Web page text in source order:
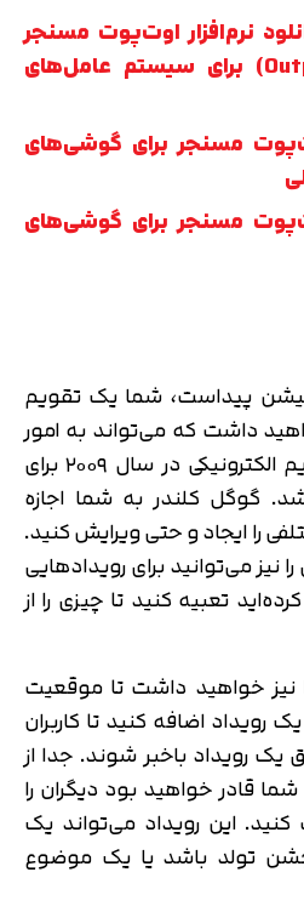
نرم‌افزار اوت‌پوت مسنجر
(Output Messenger) برای سیستم‌ عامل‌های
مسنجر برای گوشی‌های
مسنجر برای گوشی‌های
پیداست، شما یک تقویم
داشت که می‌تواند به امور
شما نظم دهد. این تقویم الکترونیکی در سال ۲۰۰۹ برای
گوگل کلندر به شما اجازه
را ایجاد و حتی ویرایش کنید.
نیز می‌توانید برای رویدادهایی
تعبیه کنید تا چیزی را از
نیز خواهید داشت تا موقعیت
اضافه کنید تا کاربران
یک رویداد باخبر شوند. جدا از
قادر خواهید بود دیگران را
این رویداد می‌تواند یک
تولد باشد یا یک موضوع